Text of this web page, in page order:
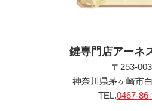
鍵専門店アーネ
〒253-
神奈川県茅ヶ崎市
TEL.0467-